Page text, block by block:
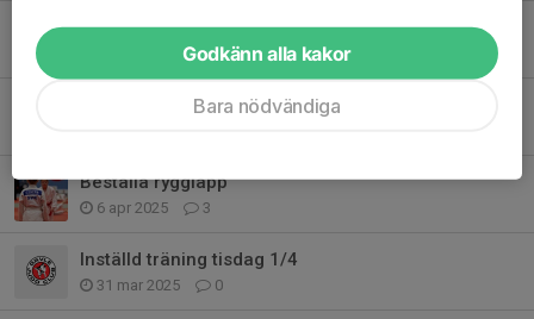
Kalendarium HT 2025
30 aug 2025 0
Anmälan Skol-RM (SENAST 27/4)
Beställa rygglapp
6 apr 2025 3
Inställd träning tisdag 1/4
31 mar 2025 0
Godkänn alla kakor
Bara nödvändiga